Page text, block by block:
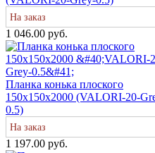
На заказ
1 046.00 руб.
Планка конька плоского
150х150х2000 (VALORI-20-
0.5)
На заказ
1 197.00 руб.